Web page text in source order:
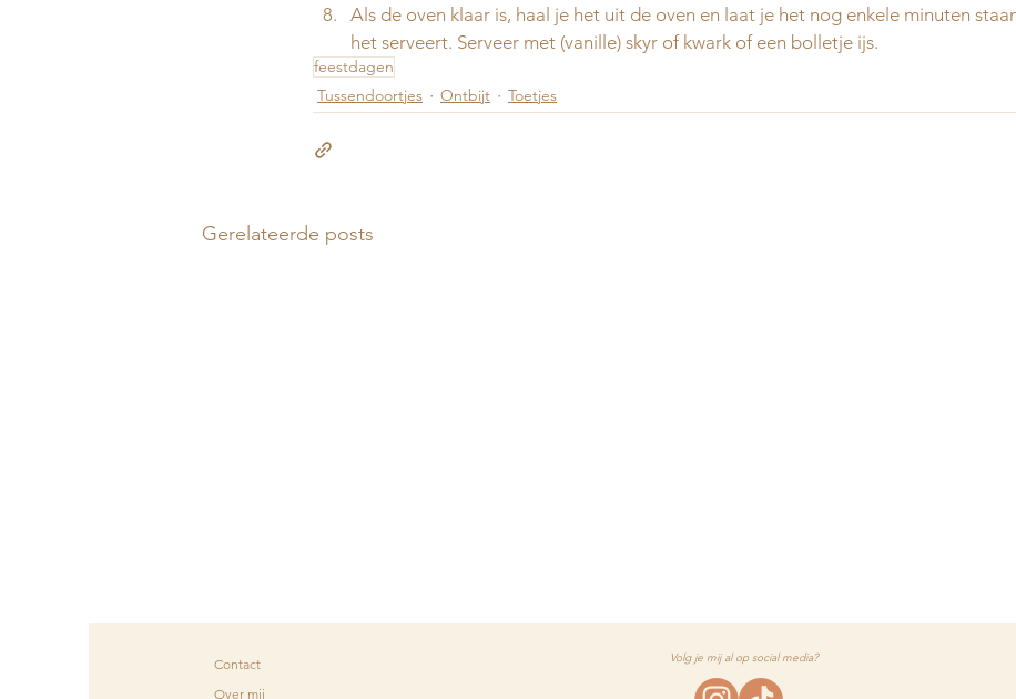
⁠Als de oven klaar is, haal je het uit de oven en laat je het nog enkele minuten
het serveert. Serveer met (vanille) skyr of kwark of een bolletje ijs.
feestdagen
Tussendoortjes
Ontbijt Toetjes
Gerelateerde posts
Contact
Over mij
Volg je mij al op social media?